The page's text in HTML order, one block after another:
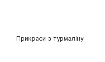
Прикраси з турмаліну